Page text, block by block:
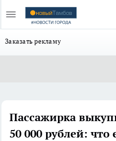
Заказать рекламу
Пассажирка
50 000 рублей: что